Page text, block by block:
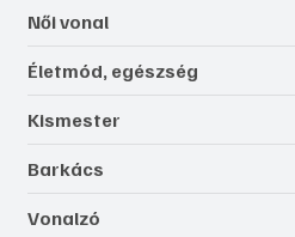
Női vonal
Életmód, egészség
Kismester
Barkács
Vonalzó